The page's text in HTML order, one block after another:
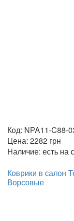
Код: NPA11-C88-
Цена: 2282 грн
Наличие: есть на
Коврики в салон
Ворсовые